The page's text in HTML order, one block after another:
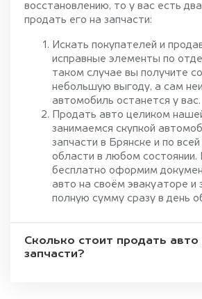
восстановлению, то у вас есть
продать его на запчасти:
Искать покупателей и
исправные элементы по
таком случае вы получите
небольшую выгоду, а сам
автомобиль останется у вас.
Продать авто целиком
занимаемся скупкой
запчасти в Брянске и по
области в любом
бесплатно оформим
авто на своём эвакуаторе и
полную сумму сразу в день
Сколько стоит продать авто
запчасти?